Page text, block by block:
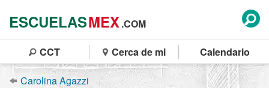
ESCUELASMEX.COM
CCT Cerca de mi Calendario
Carolina Agazzi